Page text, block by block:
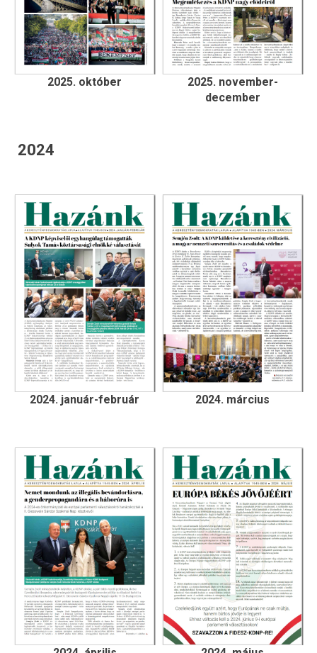
2025. október
2025. november-
december
2024
2024. január-február 2024. március